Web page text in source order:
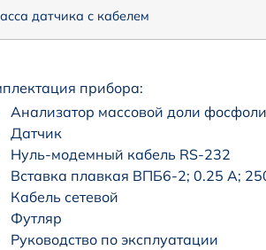
датчика с кабелем
прибора:
Анализатор массовой доли
Датчик
Нуль-модемный кабель RS-232
Вставка плавкая ВПБ6-2; 0.25 А;
Кабель сетевой
Футляр
Руководство по эксплуатации